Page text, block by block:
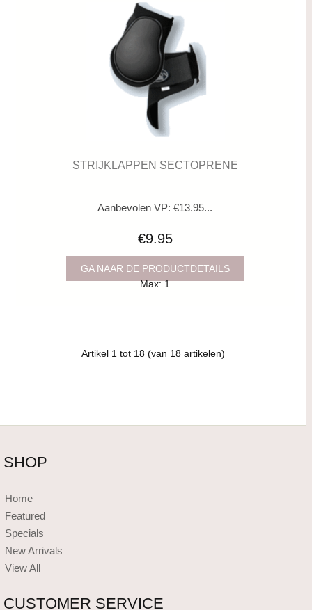
STRIJKLAPPEN SECTOPRENE
Aanbevolen VP: €13.95...
€9.95
GA NAAR DE PRODUCTDETAILS
Max: 1
Artikel 1 tot 18 (van 18 artikelen)
SHOP
Home
Featured
Specials
New Arrivals
View All
CUSTOMER SERVICE